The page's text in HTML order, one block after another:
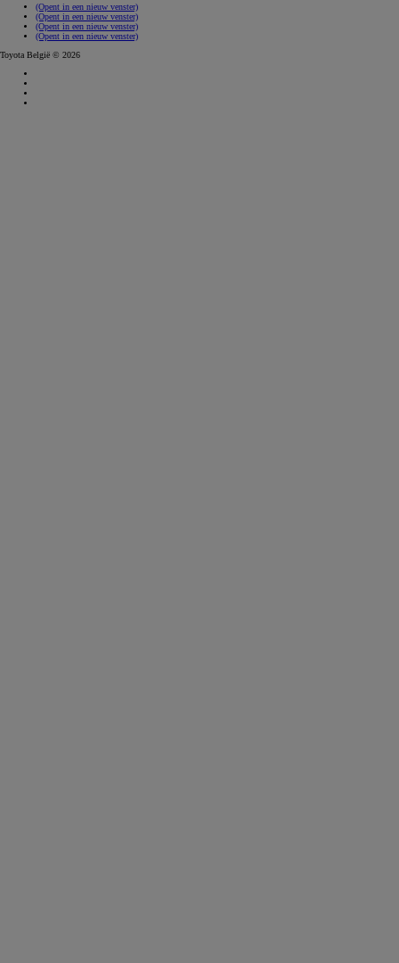
(Opent in een nieuw venster)
(Opent in een nieuw venster)
(Opent in een nieuw venster)
(Opent in een nieuw venster)
Toyota België © 2026